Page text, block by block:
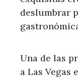
deslumbrar
Una de las
a Las Vegas